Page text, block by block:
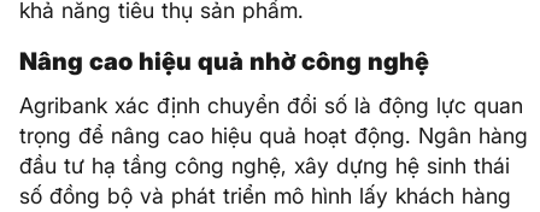
khả năng tiêu thụ sản phẩm.
Nâng cao hiệu quả nhờ công nghệ
Agribank xác định chuyển đổi số là động lực quan
trọng để nâng cao hiệu quả hoạt động. Ngân hàng
đầu tư hạ tầng công nghệ, xây dựng hệ sinh thái
số đồng bộ và phát triển mô hình lấy khách hàng